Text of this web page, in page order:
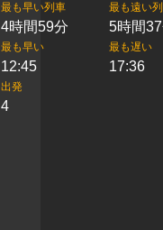
最も早い列車
4時間59分
最も遠い
5時間
最も早い
12:45
最も遅い
17:36
出発
4